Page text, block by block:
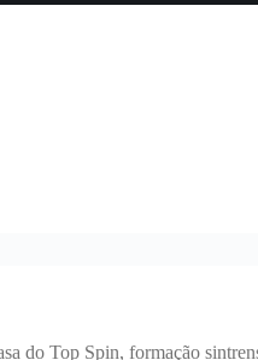
do Top Spin, formação